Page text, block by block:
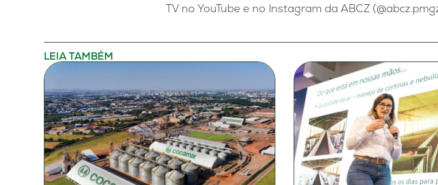
TV no YouTube e no Instagram da ABCZ
LEIA TAMBÉM